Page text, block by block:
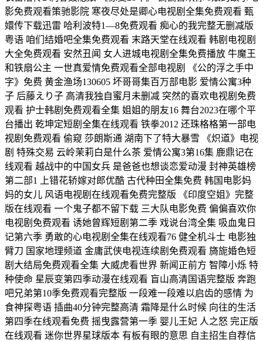
影免费观看策驰影院 寒夜尽处是卿心电视剧全集免费观看 甄
嬛传下载迅雷 哈利波特1—8免费观看 痴心的我完整无删减版
粤语 咱们结婚吧全集免费观看 末路天堂在线观看 韩剧电视剧
大全免费观看 安然丑闻 女人进城电视剧全集免费播放 牛魔王
和铁扇公主 一世真爱情免费观看全部电视剧 《公的浮之手中
字》免费 黄金渔场130605 坏哥哥集百万部电影 爱情公寓3种
子 后藤えり子 高清我独自蜜月未删减 突然的喜欢电视剧免费
观看 护士韩剧免费观看全集 姐姐的朋友16 舞台2023在哪个平
台播出 乾坤定短剧全集在线观看 铁拳2012 还珠格格第一部电
视剧免费观看 偷窥 莎朗斯通 湖南下了特大暴雪 《炽道》电视
剧 特殊交易 云岭茉莉白是什么茶 爱情公寓3第16集 鹿鼎记在
线观看 越战中的中国女兵 是爸爸也想谈恋爱动漫 封神英雄榜
第二部1 上错花轿嫁对郎优酷 古代种田全集免费 韩国电影妈
妈的女儿 风语电视剧在线观看免费完整版 《印度空姐》完整
版在线观看 一个鬼子都不留下载 三大队电影免费 偏偏喜欢你
电视剧免费观看 诱她曾辉短剧第二季 戏说台湾全集 吸血鬼日
记第六季 勇敢的心电视剧全集在线观看76 健全机斗士 电影独
臂刀 国家地理频道 金庸武侠电视连续剧免费观看 旖旎婚色短
剧大结局免费观看全集 大威虎看世界 新闻正前方 智障小烁 特
种使命 星辰变第四季动漫在线观看 盲山高清国语完整版 奔跑
吧兄弟第10季免费观看完整版 一段难一段难以启齿的感情 为
食神探粤语 插曲40分钟完整高清 霜降是什么时候 向往的生活
第四季在线观看免费 摇曳露营第一季 婴儿王妃 人之怒 完正版
在线观看 迷你世界星球版本 有板有眼的意思 自主招生自荐信